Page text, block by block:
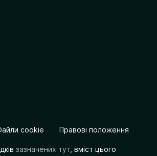
cookie Правові положення
зазначених тут , вміст цього